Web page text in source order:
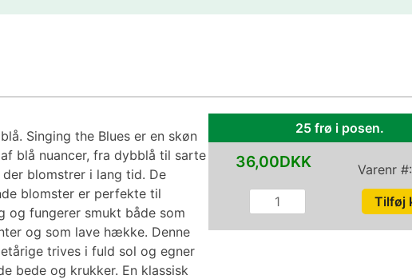
Singing the Blues er en skøn
blå nuancer, fra dybblå til sarte
der blomstrer i lang tid. De
blomster er perfekte til
og fungerer smukt både som
og som lave hække. Denne
trives i fuld sol og egner
bede og krukker. En klassisk
25 frø i posen.
Varenr #:
36,00DKK